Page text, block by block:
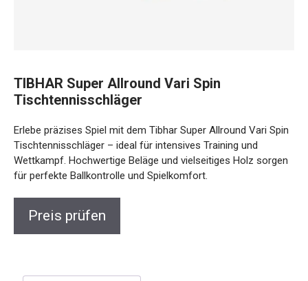
TIBHAR Super Allround Vari Spin
Tischtennisschläger
Erlebe präzises Spiel mit dem Tibhar Super Allround Vari Spin
Tischtennisschläger – ideal für intensives Training und
Wettkampf. Hochwertige Beläge und vielseitiges Holz sorgen
für perfekte Ballkontrolle und Spielkomfort.
Preis prüfen